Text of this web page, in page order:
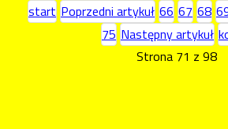
start Poprzedni artykuł 66 67 68
75 Następny artykuł
Strona 71 z 98